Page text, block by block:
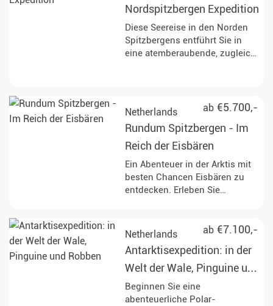
Kontinent zu betreten.
weiten Tundralandschaften.
Unterwegs haben Sie die
Gelegenheit, Eisbären, Rentiere
und seltene Vogelarten in
und die geologischen
Besonderheiten der Region zu
erfahren.
Nordspitzbergen Expedition
Diese Seereise in den Norden
Spitzbergens entführt Sie in
eine atemberaubende, zugleich
Halten Sie nach wilden Tieren
und vor allem dem König der
Arktis, dem Eisbären Ausschau!
ab €5.700,-
Netherlands
Rundum Spitzbergen - Im
Reich der Eisbären
Ein Abenteuer in der Arktis mit
besten Chancen Eisbären zu
entdecken. Erleben Sie
faszinierende Landschaften ein
vorbeiziehende Fjorde.
ab €7.100,-
Netherlands
Antarktisexpedition: in der
Welt der Wale, Pinguine und
Robben
Beginnen Sie eine
abenteuerliche Polar-